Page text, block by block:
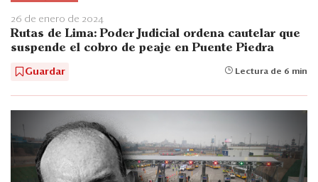
26 de enero de 2024
Rutas de Lima: Poder Judicial ordena cautelar que
suspende el cobro de peaje en Puente Piedra
Guardar Lectura de 6 min